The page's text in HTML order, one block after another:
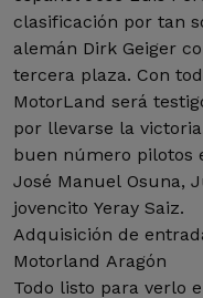
clasificación por tan
alemán Dirk Geiger
tercera plaza. Con
MotorLand será
por llevarse la
buen número pilotos
José Manuel Osuna,
jovencito Yeray Saiz.
Adquisición de
Motorland Aragón
Todo listo para verlo